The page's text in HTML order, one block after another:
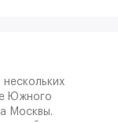
Южного
Москвы.